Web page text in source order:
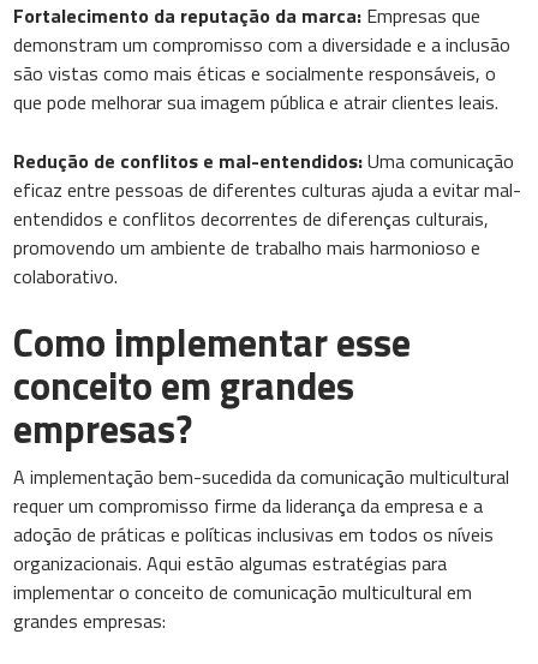
Fortalecimento da reputação da marca: Empresas que
demonstram um compromisso com a diversidade e a inclusão
são vistas como mais éticas e socialmente responsáveis, o
que pode melhorar sua imagem pública e atrair clientes leais.
Redução de conflitos e mal-entendidos:Uma comunicação
eficaz entre pessoas de diferentes culturas ajuda a evitar mal-
entendidos e conflitos decorrentes de diferenças culturais,
promovendo um ambiente de trabalho mais harmonioso e
colaborativo.
Como implementar esse
conceito em grandes
empresas?
A implementação bem-sucedida da comunicação multicultural
requer um compromisso firme da liderança da empresa e a
adoção de práticas e políticas inclusivas em todos os níveis
organizacionais. Aqui estão algumas estratégias para
implementar o conceito de comunicação multicultural em
grandes empresas: